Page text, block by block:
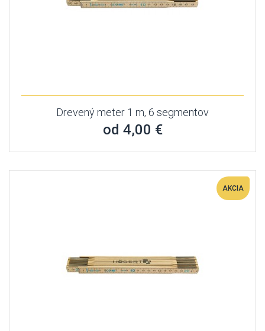
Drevený meter 1 m, 6 segmentov
od 4,00 €
AKCIA